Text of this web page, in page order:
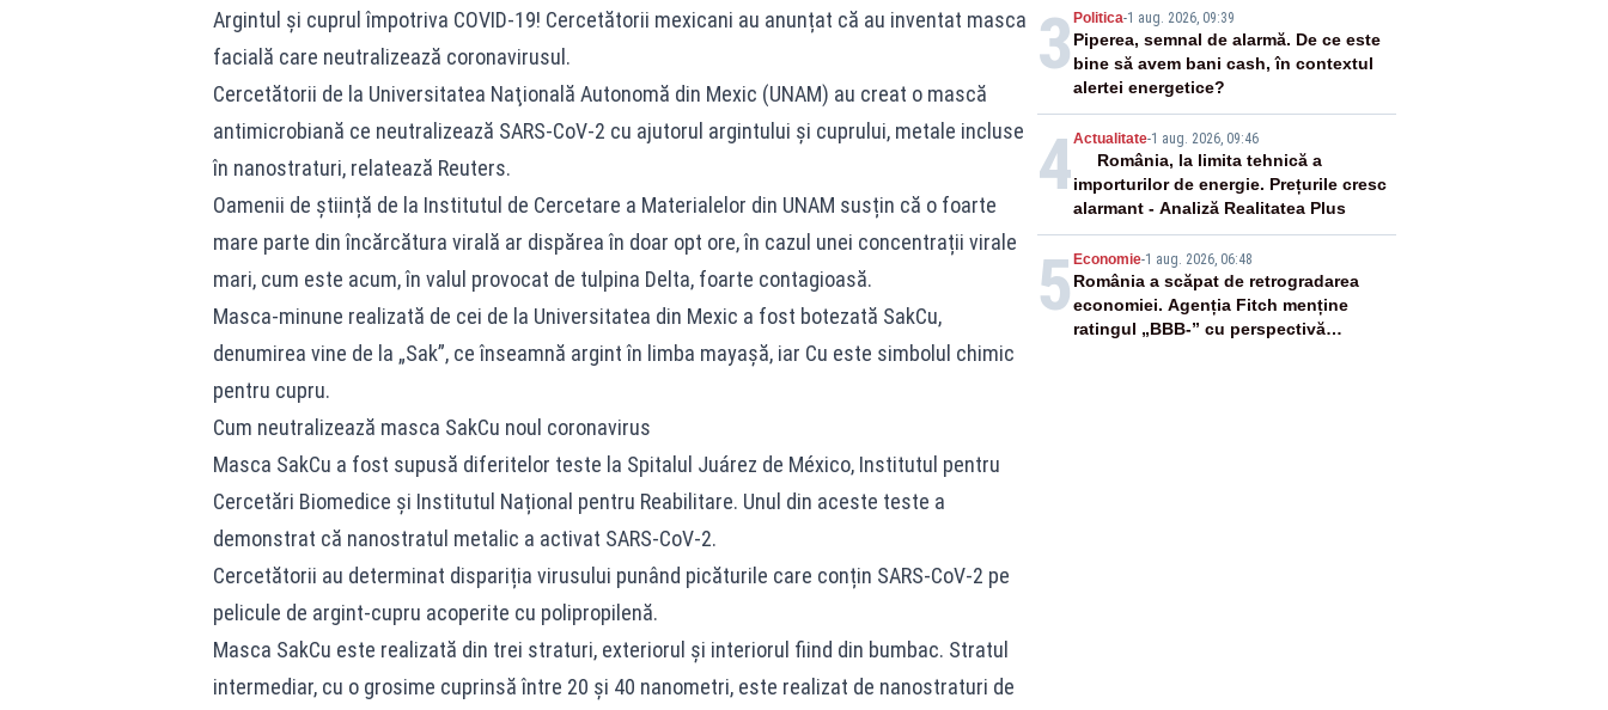
Argintul și cuprul împotriva COVID-19! Cercetătorii mexicani au anunțat că au inventat masca
facială care neutralizează coronavirusul.
Cercetătorii de la Universitatea Naţională Autonomă din Mexic (UNAM) au creat o mască
antimicrobiană ce neutralizează SARS-CoV-2 cu ajutorul argintului și cuprului, metale incluse
în nanostraturi, relatează Reuters.
Oamenii de știință de la Institutul de Cercetare a Materialelor din UNAM susțin că o foarte
mare parte din încărcătura virală ar dispărea în doar opt ore, în cazul unei concentrații virale
mari, cum este acum, în valul provocat de tulpina Delta, foarte contagioasă.
Masca-minune realizată de cei de la Universitatea din Mexic a fost botezată SakCu,
denumirea vine de la „Sak”, ce înseamnă argint în limba mayaşă, iar Cu este simbolul chimic
pentru cupru.
Cum neutralizează masca SakCu noul coronavirus
Masca SakCu a fost supusă diferitelor teste la Spitalul Juárez de México, Institutul pentru
Cercetări Biomedice și Institutul Național pentru Reabilitare. Unul din aceste teste a
demonstrat că nanostratul metalic a activat SARS-CoV-2.
Cercetătorii au determinat dispariția virusului punând picăturile care conțin SARS-CoV-2 pe
pelicule de argint-cupru acoperite cu polipropilenă.
Masca SakCu este realizată din trei straturi, exteriorul și interiorul fiind din bumbac. Stratul
intermediar, cu o grosime cuprinsă între 20 și 40 nanometri, este realizat de nanostraturi de
3 Politica-1 aug. 2026, 09:39
Piperea, semnal de alarmă. De ce este
bine să avem bani cash, în contextul
alertei energetice?
4Actualitate-1 aug. 2026, 09:46
România, la limita tehnică a
importurilor de energie. Prețurile cresc
alarmant - Analiză Realitatea Plus
5 Economie-1 aug. 2026, 06:48
România a scăpat de retrogradarea
economiei. Agenția Fitch menține
ratingul „BBB-” cu perspectivă